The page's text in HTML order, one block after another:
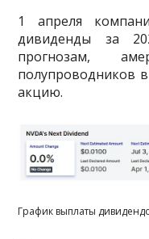
1 апреля
дивиденды за
прогнозам,
полупроводников
акцию.
График выплаты